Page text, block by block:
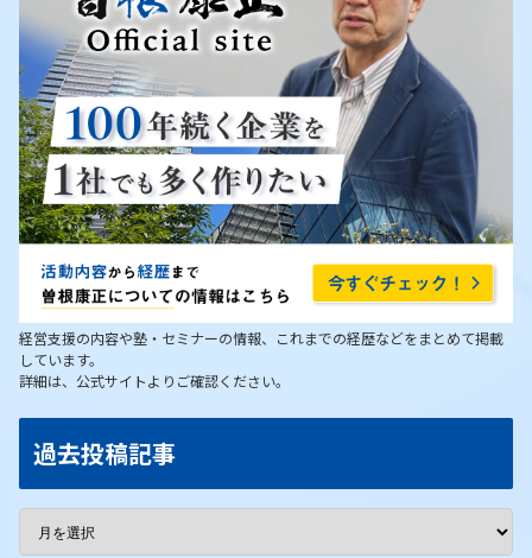
経営支援の内容や塾・セミナーの情報、これまでの経歴などをまとめて掲載
しています。
詳細は、公式サイトよりご確認ください。
過去投稿記事